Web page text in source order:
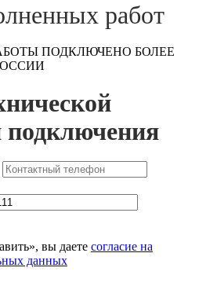
работ
ПОДКЛЮЧЕНО БОЛЕЕ
подключения
вы даете согласие на
данных